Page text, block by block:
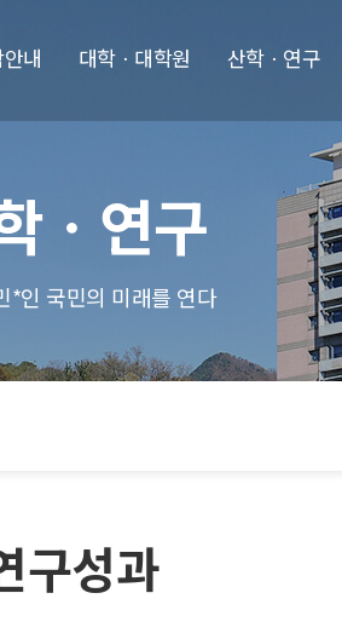
내 대학ㆍ대학원 산학ㆍ연구
ㆍ연구
*인 국민의 미래를 연다
구성과